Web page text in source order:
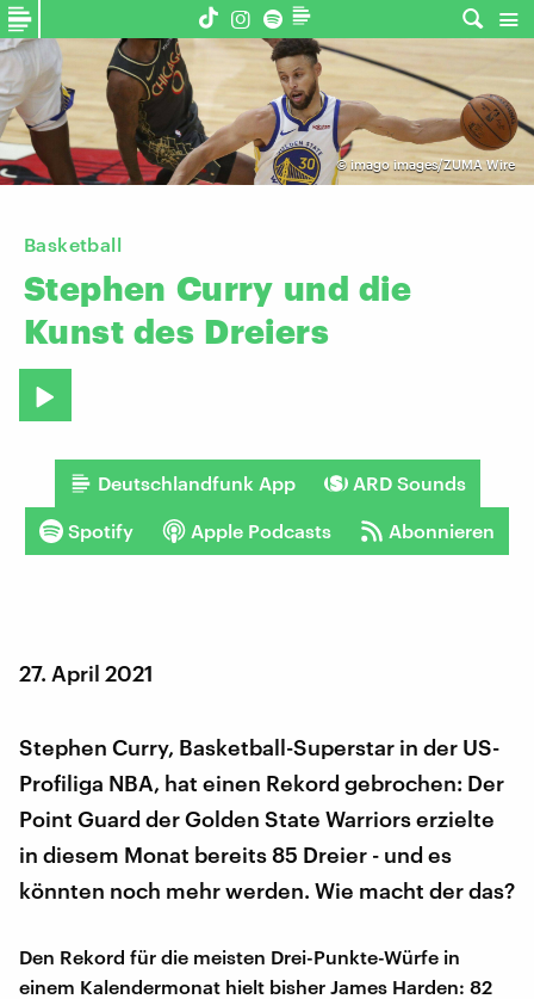
©imago images/ZUMA Wire
Basketball
Stephen Curry und die
Kunst des Dreiers
Deutschlandfunk App ARD Sounds
Spotify Apple Podcasts Abonnieren
27. April 2021
Stephen Curry, Basketball-Superstar in der US-
Profiliga NBA, hat einen Rekord gebrochen: Der
Point Guard der Golden State Warriors erzielte
in diesem Monat bereits 85 Dreier - und es
könnten noch mehr werden. Wie macht der das?
Den Rekord für die meisten Drei-Punkte-Würfe in
einem Kalendermonat hielt bisher James Harden: 82